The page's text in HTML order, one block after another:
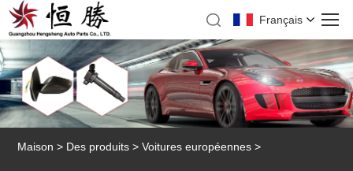
Français
Maison > Des produits >Voitures européennes >